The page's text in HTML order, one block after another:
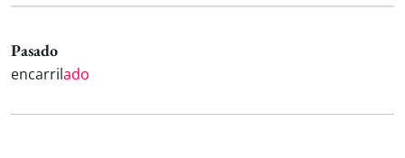
Pasado
encarrilado